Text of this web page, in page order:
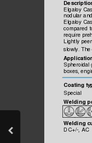
Elgaloy
nodular
Elgaloy
compared
require
Lightly
slowly. The
Appl
Spheroidal
boxes,
Coating ty
Special
Welding
Welding
DC+/-, AC